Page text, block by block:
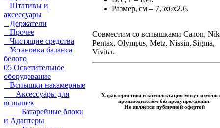
Штативы и
аксессуары
Держатели
Прочее
Чистящие средства
Установка баланса
белого
05 Осветительное
оборудование
Вспышки накамерные
Аксессуары для
вспышек
Батарейные блоки
и Адаптеры
Размер, см – 7,5x6x2,6.
Совместим со вспышками Canon,
Pentax, Olympus, Metz, Nissin, Sigma,
Vivitar.
Характеристики и комплектация могут
производителем без предупреждения.
Не является публичной офертой